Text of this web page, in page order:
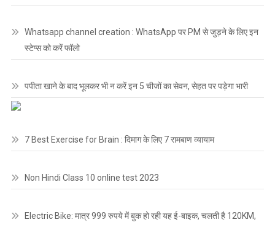
Whatsapp channel creation : WhatsApp पर PM से जुड़ने के लिए इन
स्टेप्स को करें फॉलो
पपीता खाने के बाद भूलकर भी न करें इन 5 चीजों का सेवन, सेहत पर पड़ेगा भारी
7 Best Exercise for Brain : दिमाग के लिए 7 रामबाण व्यायाम
Non Hindi Class 10 online test 2023
Electric Bike: मात्र 999 रुपये में बुक हो रही यह ई-बाइक, चलती है 120KM,